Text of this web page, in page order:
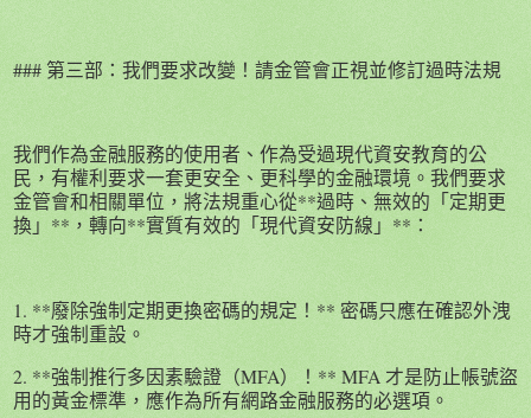
### 第三部：我們要求改變！請金管會正視並修訂過時法規
我們作為金融服務的使用者、作為受過現代資安教育的公
民，有權利要求一套更安全、更科學的金融環境。我們要求
金管會和相關單位，將法規重心從**過時、無效的「定期更
換」**，轉向**實質有效的「現代資安防線」**：
1. **廢除強制定期更換密碼的規定！** 密碼只應在確認外洩
時才強制重設。
2. **強制推行多因素驗證（MFA）！** MFA 才是防止帳號盜
用的黃金標準，應作為所有網路金融服務的必選項。